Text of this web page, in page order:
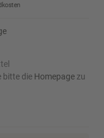
bitte die Homepage zu